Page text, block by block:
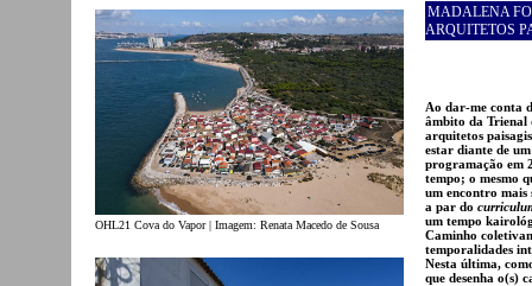
OHL21 Cova do Vapor | Imagem: Renata Macedo de Sousa
MADALENA
ARQUITETOS
Ao dar-me conta
âmbito da Trienal
arquitetos
estar diante de
programação em
tempo; o mesmo
um encontro
a par do
um tempo
Caminho
temporalidades
Nesta última,
que desenha o(s)